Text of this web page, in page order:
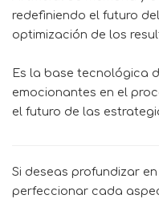
redefiniendo el futuro
optimización de los
Es la base tecnológica
emocionantes en el
el futuro de las
Si deseas profundizar
perfeccionar cada